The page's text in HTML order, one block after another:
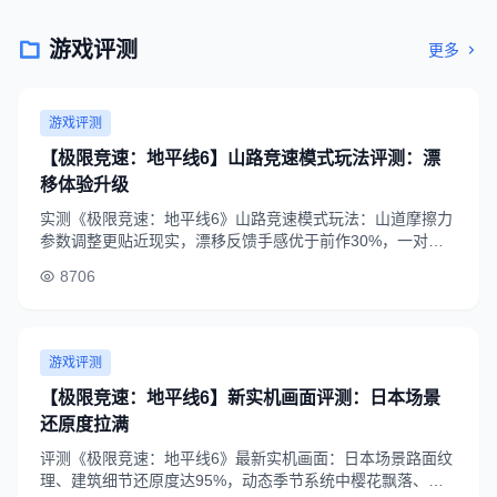
游戏评测 更多
游戏评测
【极限竞速：地平线6】山路竞速模式玩法评测：漂
移体验升级
实测《极限竞速：地平线6》山路竞速模式玩法：山道摩擦力
参数调整更贴近现实，漂移反馈手感优于前作30%，一对一
玩法评分8.8/10。
8706
游戏评测
【极限竞速：地平线6】新实机画面评测：日本场景
还原度拉满
评测《极限竞速：地平线6》最新实机画面：日本场景路面纹
理、建筑细节还原度达95%，动态季节系统中樱花飘落、雪